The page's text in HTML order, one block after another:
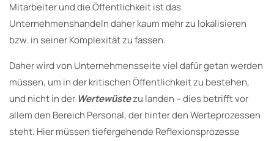
Mitarbeiter und die Öffentlichkeit ist das
Unternehmenshandeln daher kaum mehr zu lokalisieren
bzw. in seiner Komplexität zu fassen.
Daher wird von Unternehmensseite viel dafür getan werden
müssen, um in der kritischen Öffentlichkeit zu bestehen,
und nicht in der Wertewüstezu landen – dies betrifft vor
allem den Bereich Personal, der hinter den Werteprozessen
steht. Hier müssen tiefergehende Reflexionsprozesse